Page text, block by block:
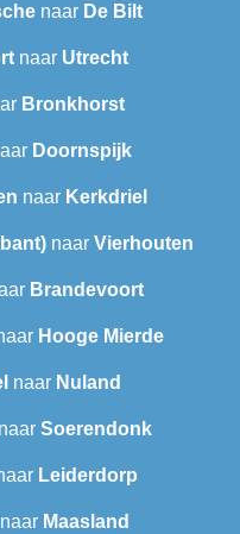
naar De Bilt
naar Utrecht
Bronkhorst
Doornspijk
naar Kerkdriel
naar Vierhouten
Brandevoort
Hooge Mierde
naar Nuland
naar Soerendonk
Leiderdorp
Maasland